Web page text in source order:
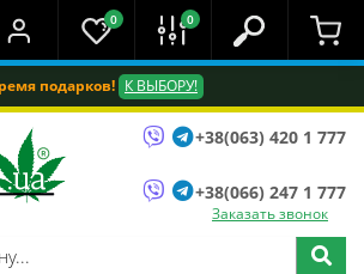
подарков! К ВЫБОРУ!
0 0
+38(063) 420 1 777
+38(066) 247 1 777
Заказать звонок